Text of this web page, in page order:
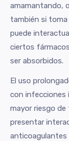
amamantando,
también si
puede
ciertos
ser absorbidos.
El uso
con infecciones
mayor riesgo de
presentar
anticoagulantes